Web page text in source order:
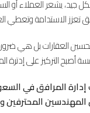
جيد، يشعر العملاء أو
تعزز الاستدامة وتعطي
العقارات بل هي
أصبح التركيز على إدترة
المرافق في
المحترفين